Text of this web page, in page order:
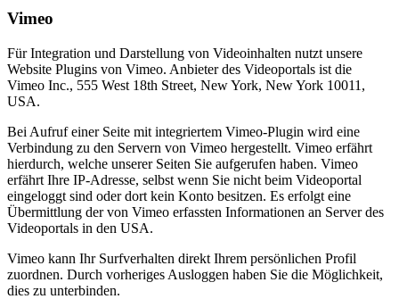
Vimeo
Für Integration und Darstellung von Videoinhalten nutzt unsere
Website Plugins von Vimeo. Anbieter des Videoportals ist die
Vimeo Inc., 555 West 18th Street, New York, New York 10011,
USA.
Bei Aufruf einer Seite mit integriertem Vimeo-Plugin wird eine
Verbindung zu den Servern von Vimeo hergestellt. Vimeo erfährt
hierdurch, welche unserer Seiten Sie aufgerufen haben. Vimeo
erfährt Ihre IP-Adresse, selbst wenn Sie nicht beim Videoportal
eingeloggt sind oder dort kein Konto besitzen. Es erfolgt eine
Übermittlung der von Vimeo erfassten Informationen an Server des
Videoportals in den USA.
Vimeo kann Ihr Surfverhalten direkt Ihrem persönlichen Profil
zuordnen. Durch vorheriges Ausloggen haben Sie die Möglichkeit,
dies zu unterbinden.